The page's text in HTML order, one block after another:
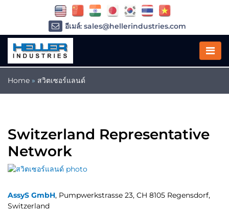
Home » สวิตเซอร์แลนด์
Switzerland Representative
Network
AssyS GmbH, Pumpwerkstrasse 23, CH 8105 Regensdorf,
Switzerland
อีเมล์: sales@hellerindustries.com
อีเมล์: service@hellerindustries.com
โทรศัพท์ :